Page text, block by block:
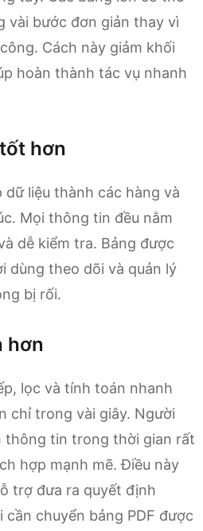
vài bước đơn giản thay vì
Cách này giảm khối
hoàn thành tác vụ nhanh
hơn
dữ liệu thành các hàng và
Mọi thông tin đều nằm
dễ kiểm tra. Bảng được
dùng theo dõi và quản lý
bị rối.
hơn
lọc và tính toán nhanh
chỉ trong vài giây. Người
thông tin trong thời gian rất
hợp mạnh mẽ. Điều này
trợ đưa ra quyết định
chuyển bảng PDF được